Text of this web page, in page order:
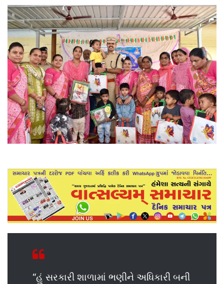
“હું સરકારી શાળામાં ભણીને અધિકારી બની